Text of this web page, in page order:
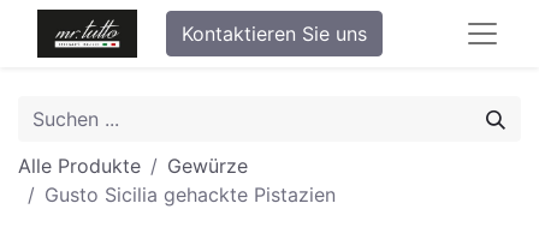
Kontaktieren Sie uns
Alle Produkte
Gewürze
Gusto Sicilia gehackte Pistazien